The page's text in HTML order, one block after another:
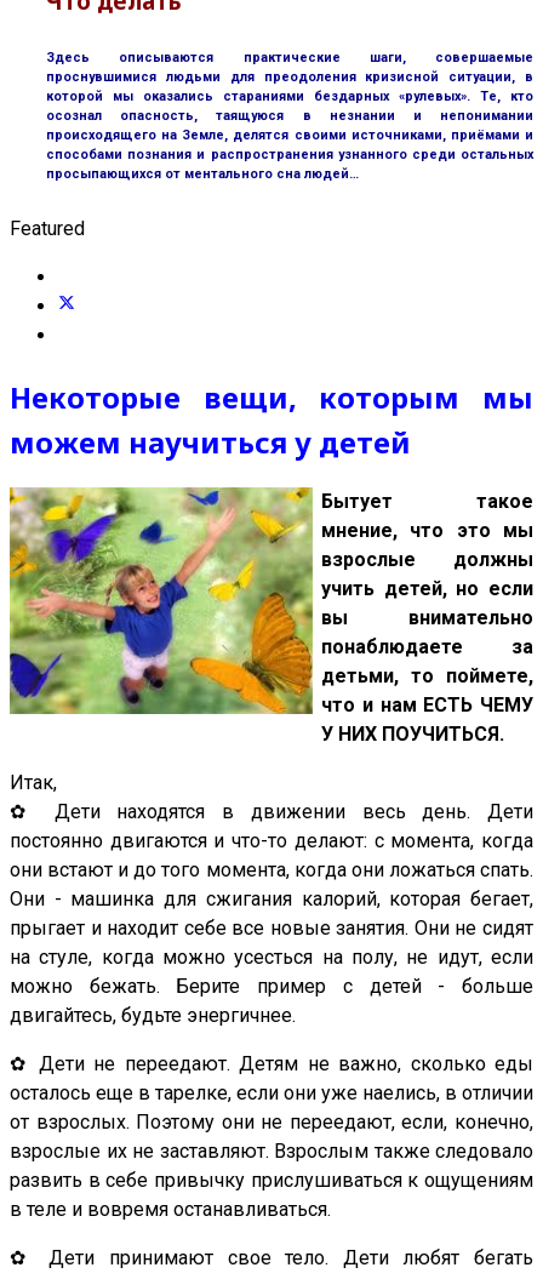
Здесь описываются практические шаги, совершаемые
проснувшимися людьми для преодоления кризисной ситуации, в
которой мы оказались стараниями бездарных «рулевых». Те, кто
осознал опасность, таящуюся в незнании и непонимании
происходящего на Земле, делятся своими источниками, приёмами и
способами познания и распространения узнанного среди остальных
просыпающихся от ментального сна людей…
Featured
Некоторые вещи, которым мы
можем научиться у детей
Бытует такое
мнение, что это мы
взрослые должны
учить детей, но если
вы внимательно
понаблюдаете за
детьми, то поймете,
что и нам ЕСТЬ ЧЕМУ
У НИХ ПОУЧИТЬСЯ.
Итак,
✿ Дети находятся в движении весь день. Дети
постоянно двигаются и что-то делают: с момента, когда
они встают и до того момента, когда они ложаться спать.
Они - машинка для сжигания калорий, которая бегает,
прыгает и находит себе все новые занятия. Они не сидят
на стуле, когда можно усесться на полу, не идут, если
можно бежать. Берите пример с детей - больше
двигайтесь, будьте энергичнее.
✿ Дети не переедают. Детям не важно, сколько еды
осталось еще в тарелке, если они уже наелись, в отличии
от взрослых. Поэтому они не переедают, если, конечно,
взрослые их не заставляют. Взрослым также следовало
развить в себе привычку прислушиваться к ощущениям
в теле и вовремя останавливаться.
✿ Дети принимают свое тело. Дети любят бегать